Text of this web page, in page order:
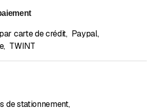
carte de crédit, Paypal,
, TWINT
de stationnement,